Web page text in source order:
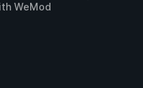
WeMod